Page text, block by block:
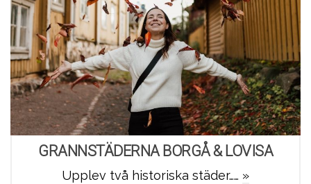
GRANNSTÄDERNA BORGÅ & LOVISA
Upplev två historiska städer…… »